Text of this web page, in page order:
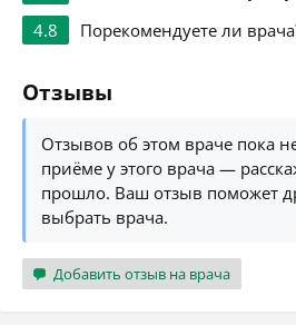
4.8
Порекомендуете ли
Отзывы
Отзывов об этом враче пока
приёме у этого врача —
прошло. Ваш отзыв поможет
выбрать врача.
Добавить отзыв на врача